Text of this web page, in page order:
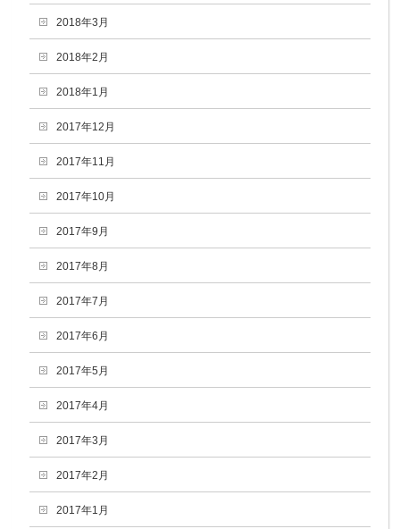
2018年3月
2018年2月
2018年1月
2017年12月
2017年11月
2017年10月
2017年9月
2017年8月
2017年7月
2017年6月
2017年5月
2017年4月
2017年3月
2017年2月
2017年1月